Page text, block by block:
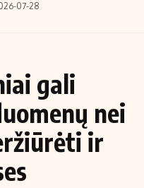
07-28
gali
nei
ir